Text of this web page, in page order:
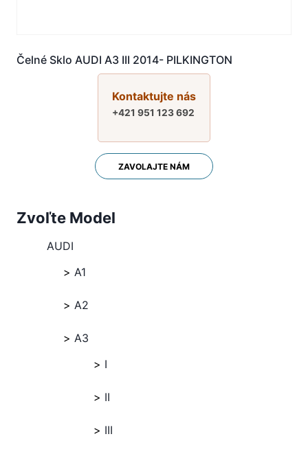
Čelné Sklo AUDI A3 III 2014- PILKINGTON
Kontaktujte nás
+421 951 123 692
ZAVOLAJTE NÁM
Zvoľte Model
AUDI
A1
A2
A3
I
II
III